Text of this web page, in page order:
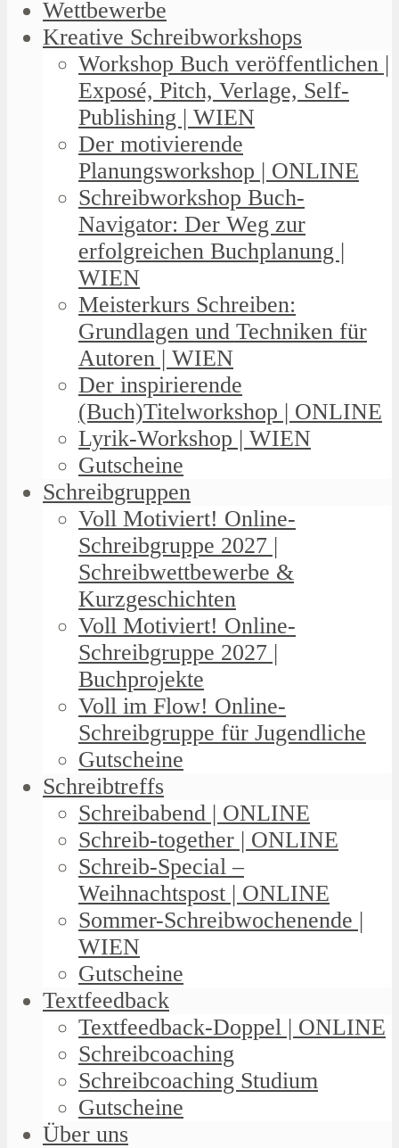
Wettbewerbe
Kreative Schreibworkshops
Workshop Buch veröffentlichen |
Exposé, Pitch, Verlage, Self-
Publishing | WIEN
Der motivierende
Planungsworkshop | ONLINE
Schreibworkshop Buch-
Navigator: Der Weg zur
erfolgreichen Buchplanung |
WIEN
Meisterkurs Schreiben:
Grundlagen und Techniken für
Autoren | WIEN
Der inspirierende
(Buch)Titelworkshop | ONLINE
Lyrik-Workshop | WIEN
Gutscheine
Schreibgruppen
Voll Motiviert! Online-
Schreibgruppe 2027 |
Schreibwettbewerbe &
Kurzgeschichten
Voll Motiviert! Online-
Schreibgruppe 2027 |
Buchprojekte
Voll im Flow! Online-
Schreibgruppe für Jugendliche
Gutscheine
Schreibtreffs
Schreibabend | ONLINE
Schreib-together | ONLINE
Schreib-Special –
Weihnachtspost | ONLINE
Sommer-Schreibwochenende |
WIEN
Gutscheine
Textfeedback
Textfeedback-Doppel | ONLINE
Schreibcoaching
Schreibcoaching Studium
Gutscheine
Über uns